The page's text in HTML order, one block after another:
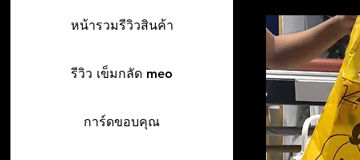
หน้ารวมรีวิวสินค้า
รีวิว เข็มกลัด meo
การ์ดขอบคุณ